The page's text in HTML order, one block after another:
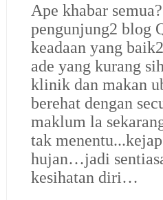
Ape khabar
pengunjung2 blog
keadaan yang
ade yang kurang
klinik dan makan
berehat dengan
maklum la
tak
hujan…jadi
kesihatan diri…